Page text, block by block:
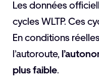
Les données
cycles WLTP. Ces
En conditions
l’autoroute,
plus faible.